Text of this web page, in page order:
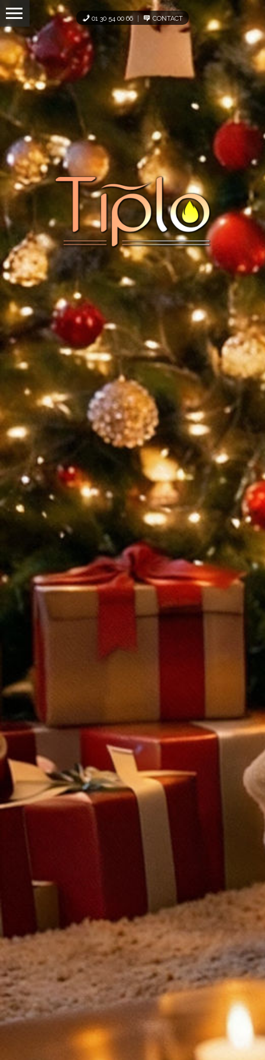
Panneau de gestion des cookies
01 30 54 00 66 CONTACT